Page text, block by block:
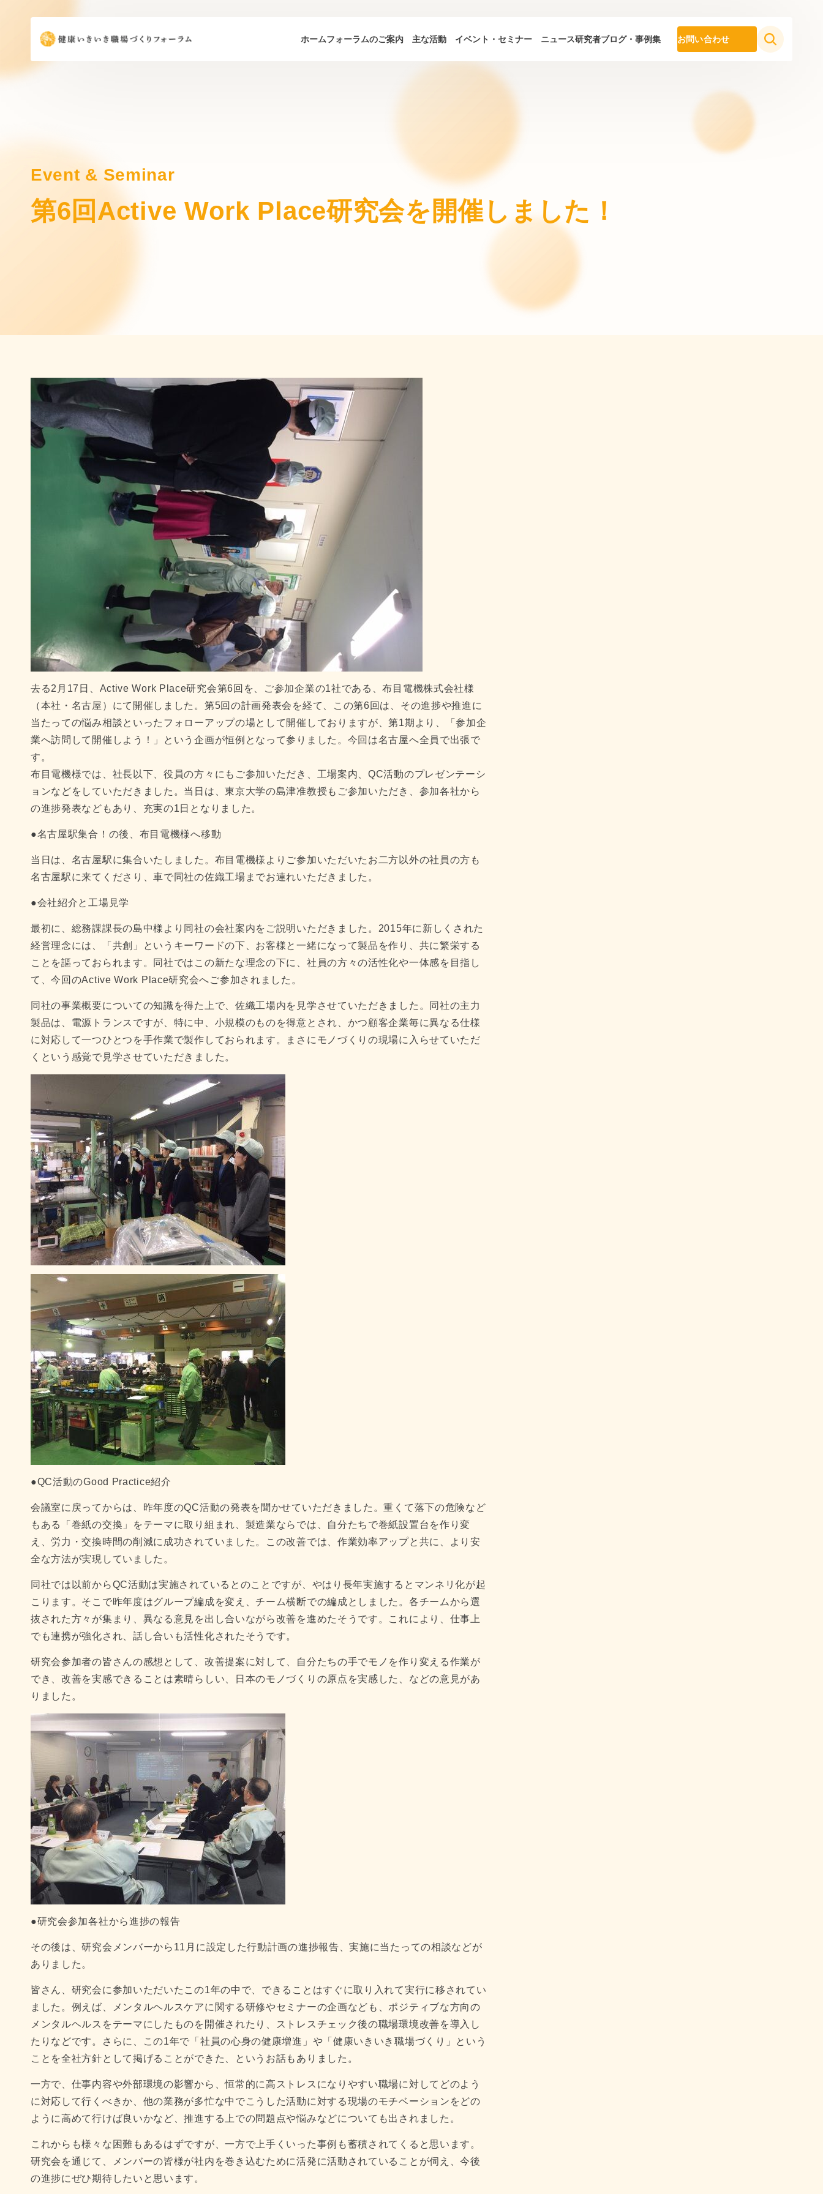
ホームフォーラムのご案内 主な活動 イベント・セミナー ニュース研究者ブログ・事例集 お問い合わせ
Event & Seminar
第6回Active Work Place研究会を開催しました！
去る2月17日、Active Work Place研究会第6回を、ご参加企業の1社である、布目電機株式会社様
（本社・名古屋）にて開催しました。第5回の計画発表会を経て、この第6回は、その進捗や推進に
当たっての悩み相談といったフォローアップの場として開催しておりますが、第1期より、「参加企
業へ訪問して開催しよう！」という企画が恒例となって参りました。今回は名古屋へ全員で出張で
す。
布目電機様では、社長以下、役員の方々にもご参加いただき、工場案内、QC活動のプレゼンテーシ
ョンなどをしていただきました。当日は、東京大学の島津准教授もご参加いただき、参加各社から
の進捗発表などもあり、充実の1日となりました。
●名古屋駅集合！の後、布目電機様へ移動
当日は、名古屋駅に集合いたしました。布目電機様よりご参加いただいたお二方以外の社員の方も
名古屋駅に来てくださり、車で同社の佐織工場までお連れいただきました。
●会社紹介と工場見学
最初に、総務課課長の島中様より同社の会社案内をご説明いただきました。2015年に新しくされた
経営理念には、「共創」というキーワードの下、お客様と一緒になって製品を作り、共に繁栄する
ことを謳っておられます。同社ではこの新たな理念の下に、社員の方々の活性化や一体感を目指し
て、今回のActive Work Place研究会へご参加されました。
同社の事業概要についての知識を得た上で、佐織工場内を見学させていただきました。同社の主力
製品は、電源トランスですが、特に中、小規模のものを得意とされ、かつ顧客企業毎に異なる仕様
に対応して一つひとつを手作業で製作しておられます。まさにモノづくりの現場に入らせていただ
くという感覚で見学させていただきました。
●QC活動のGood Practice紹介
会議室に戻ってからは、昨年度のQC活動の発表を聞かせていただきました。重くて落下の危険など
もある「巻紙の交換」をテーマに取り組まれ、製造業ならでは、自分たちで巻紙設置台を作り変
え、労力・交換時間の削減に成功されていました。この改善では、作業効率アップと共に、より安
全な方法が実現していました。
同社では以前からQC活動は実施されているとのことですが、やはり長年実施するとマンネリ化が起
こります。そこで昨年度はグループ編成を変え、チーム横断での編成としました。各チームから選
抜された方々が集まり、異なる意見を出し合いながら改善を進めたそうです。これにより、仕事上
でも連携が強化され、話し合いも活性化されたそうです。
研究会参加者の皆さんの感想として、改善提案に対して、自分たちの手でモノを作り変える作業が
でき、改善を実感できることは素晴らしい、日本のモノづくりの原点を実感した、などの意見があ
りました。
●研究会参加各社から進捗の報告
その後は、研究会メンバーから11月に設定した行動計画の進捗報告、実施に当たっての相談などが
ありました。
皆さん、研究会に参加いただいたこの1年の中で、できることはすぐに取り入れて実行に移されてい
ました。例えば、メンタルヘルスケアに関する研修やセミナーの企画なども、ポジティブな方向の
メンタルヘルスをテーマにしたものを開催されたり、ストレスチェック後の職場環境改善を導入し
たりなどです。さらに、この1年で「社員の心身の健康増進」や「健康いきいき職場づくり」という
ことを全社方針として掲げることができた、というお話もありました。
一方で、仕事内容や外部環境の影響から、恒常的に高ストレスになりやすい職場に対してどのよう
に対応して行くべきか、他の業務が多忙な中でこうした活動に対する現場のモチベーションをどの
ように高めて行けば良いかなど、推進する上での問題点や悩みなどについても出されました。
これからも様々な困難もあるはずですが、一方で上手くいった事例も蓄積されてくると思います。
研究会を通じて、メンバーの皆様が社内を巻き込むために活発に活動されていることが伺え、今後
の進捗にぜひ期待したいと思います。